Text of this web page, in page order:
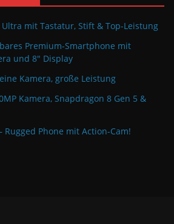
Ultra mit Tastatur, Stift & Top-Leistung
Premium-Smartphone mit
und 8″ Display
Kamera, große Leistung
Kamera, Snapdragon 8 Gen 5 &
Rugged Phone mit Action-Cam!